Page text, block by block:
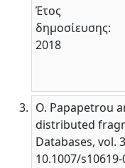
Έτος
δημοσίευσης:
2018
O. Papapetrou
distributed
Databases, vol.
10.1007/